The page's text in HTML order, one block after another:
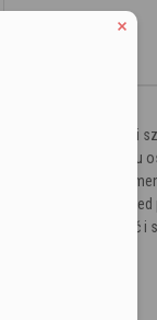
z myślą o fachowej i
do tego celu
lub innego
posiada blokadę
oraz szybkość i
call